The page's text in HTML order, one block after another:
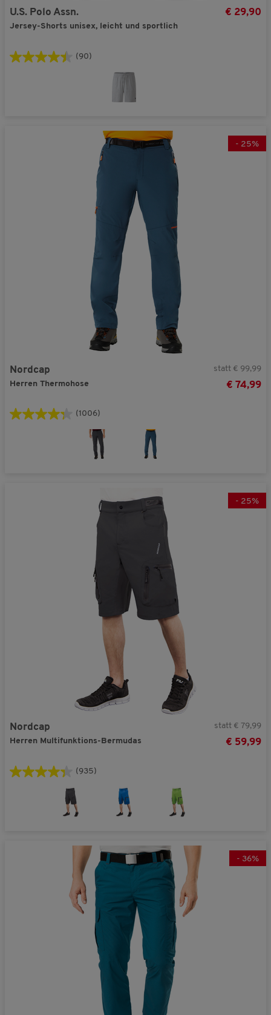
U.S. Polo Assn.
Jersey-Shorts unisex, leicht und sportlich
€ 29,90
(90)
- 25%
Nordcap
Herren Thermohose
statt € 99,99
€ 74,99
(1006)
- 25%
Nordcap
Herren Multifunktions-Bermudas
statt € 79,99
€ 59,99
(935)
- 36%